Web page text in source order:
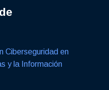
Ciberseguridad en
y la Información